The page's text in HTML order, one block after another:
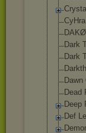
CyHra
Dark
Dark
Dead
Deep
Def